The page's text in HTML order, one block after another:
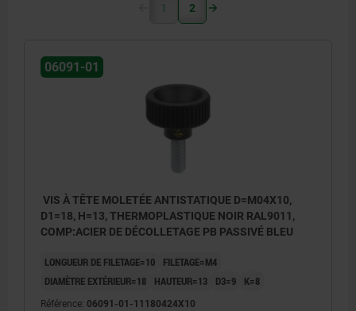
1 2
06091-01
VIS À TÊTE MOLETÉE ANTISTATIQUE D=M04X10,
D1=18, H=13, THERMOPLASTIQUE NOIR RAL9011,
COMP:ACIER DE DÉCOLLETAGE PB PASSIVÉ BLEU
LONGUEUR DE FILETAGE=10
FILETAGE=M4
DIAMÈTRE EXTÉRIEUR=18
HAUTEUR=13 D3=9 K=8
Référence: 06091-01-11180424X10